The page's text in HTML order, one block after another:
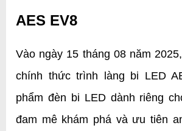
AES EV8
Vào ngày 15 tháng 08 năm
chính thức trình làng bi LED
phẩm đèn bi LED dành riêng
đam mê khám phá và ưu tiên